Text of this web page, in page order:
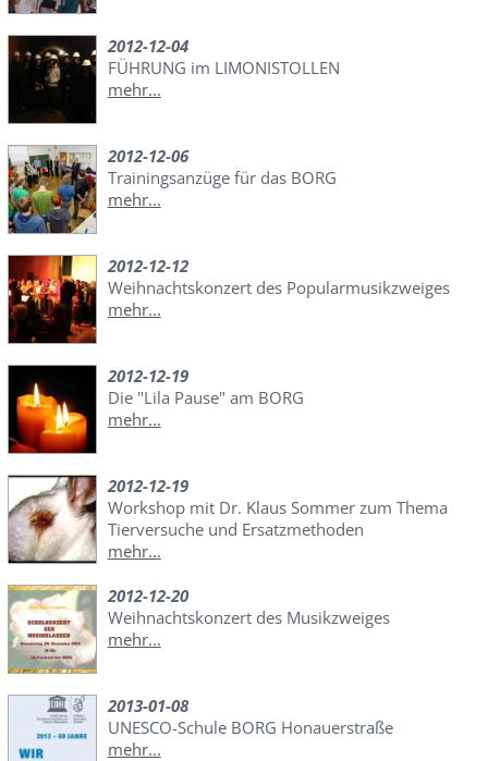
2012-12-04
FÜHRUNG im LIMONISTOLLEN
mehr...
2012-12-06
Trainingsanzüge für das BORG
mehr...
2012-12-12
Weihnachtskonzert des Popularmusikzweiges
mehr...
2012-12-19
Die "Lila Pause" am BORG
mehr...
2012-12-19
Workshop mit Dr. Klaus Sommer zum Thema
Tierversuche und Ersatzmethoden
mehr...
2012-12-20
Weihnachtskonzert des Musikzweiges
mehr...
2013-01-08
UNESCO-Schule BORG Honauerstraße
mehr...